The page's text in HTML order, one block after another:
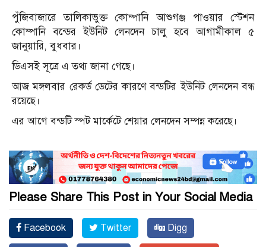
পুঁজিবাজারে তালিকাভুক্ত কোম্পানি আশুগঞ্জ পাওয়ার স্টেশন
কোম্পানি বন্ডের ইউনিট লেনদেন চালু হবে আগামীকাল ৫
জানুয়ারি, বুধবার।
ডিএসই সূত্রে এ তথ্য জানা গেছে।
আজ মঙ্গলবার রেকর্ড ডেটের কারণে বন্ডটির ইউনিট লেনদেন বন্ধ
রয়েছে।
এর আগে বন্ডটি স্পট মার্কেটে শেয়ার লেনদেন সম্পন্ন করেছে।
Please Share This Post in Your Social Media
Facebook Twitter Digg